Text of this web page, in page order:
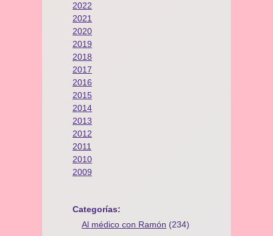
2022
2021
2020
2019
2018
2017
2016
2015
2014
2013
2012
2011
2010
2009
Categorías:
Al médico con Ramón (234)